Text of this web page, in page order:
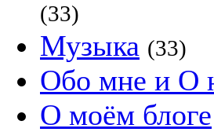
(33)
Музыка (33)
Обо мне и О
О моём блоге